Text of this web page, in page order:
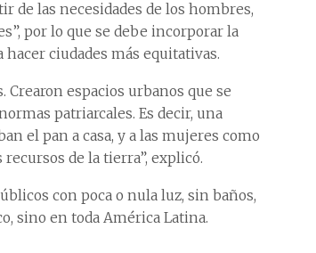
de las necesidades de los hombres,
por lo que se debe incorporar la
ciudades más equitativas.
Crearon espacios urbanos que se
patriarcales. Es decir, una
el pan a casa, y a las mujeres como
de la tierra”, explicó.
con poca o nula luz, sin baños,
sino en toda América Latina.